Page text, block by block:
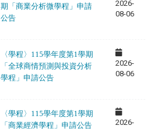
期「商業分析微學程」申請
公告
2026-
08-06
〈學程〉 115學年度第1學期
「全球商情預測與投資分析
學程」申請公告
2026-
08-06
〈學程〉 115學年度第1學期
「商業經濟學程」申請公告
2026-